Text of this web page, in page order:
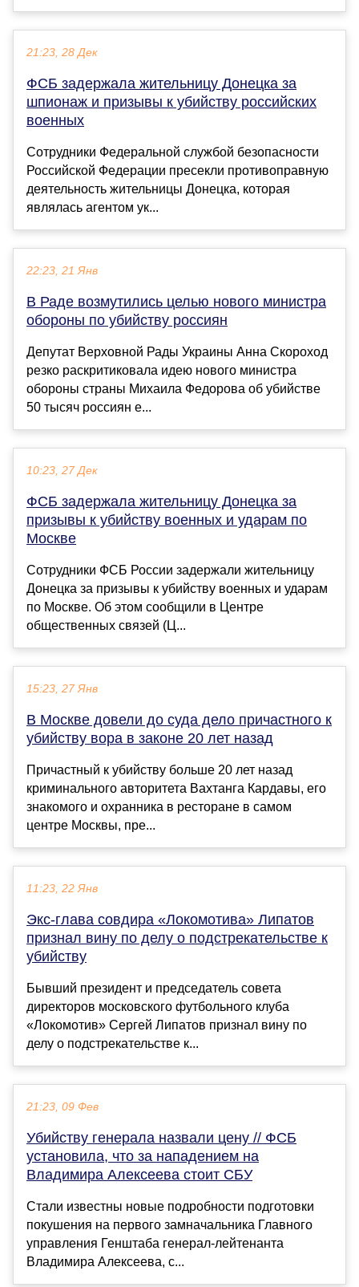
21:23, 28 Дек
ФСБ задержала жительницу Донецка за
шпионаж и призывы к убийству российских
военных
Сотрудники Федеральной службой безопасности
Российской Федерации пресекли противоправную
деятельность жительницы Донецка, которая
являлась агентом ук...
22:23, 21 Янв
В Раде возмутились целью нового министра
обороны по убийству россиян
Депутат Верховной Рады Украины Анна Скороход
резко раскритиковала идею нового министра
обороны страны Михаила Федорова об убийстве
50 тысяч россиян е...
10:23, 27 Дек
ФСБ задержала жительницу Донецка за
призывы к убийству военных и ударам по
Москве
Сотрудники ФСБ России задержали жительницу
Донецка за призывы к убийству военных и ударам
по Москве. Об этом сообщили в Центре
общественных связей (Ц...
15:23, 27 Янв
В Москве довели до суда дело причастного к
убийству вора в законе 20 лет назад
Причастный к убийству больше 20 лет назад
криминального авторитета Вахтанга Кардавы, его
знакомого и охранника в ресторане в самом
центре Москвы, пре...
11:23, 22 Янв
Экс‑глава совдира «Локомотива» Липатов
признал вину по делу о подстрекательстве к
убийству
Бывший президент и председатель совета
директоров московского футбольного клуба
«Локомотив» Сергей Липатов признал вину по
делу о подстрекательстве к...
21:23, 09 Фев
Убийству генерала назвали цену // ФСБ
установила, что за нападением на
Владимира Алексеева стоит СБУ
Стали известны новые подробности подготовки
покушения на первого замначальника Главного
управления Генштаба генерал-лейтенанта
Владимира Алексеева, с...